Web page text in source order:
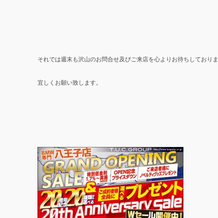
それでは週末も沢山のお問合せ及びご来店を心よりお待ちしており
宜しくお願い致します。